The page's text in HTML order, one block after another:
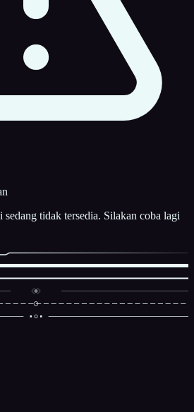
tidak tersedia. Silakan coba lagi